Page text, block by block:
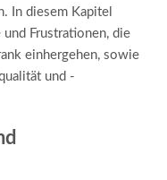
In diesem Kapitel
Frustrationen, die
einhergehen, sowie
und -